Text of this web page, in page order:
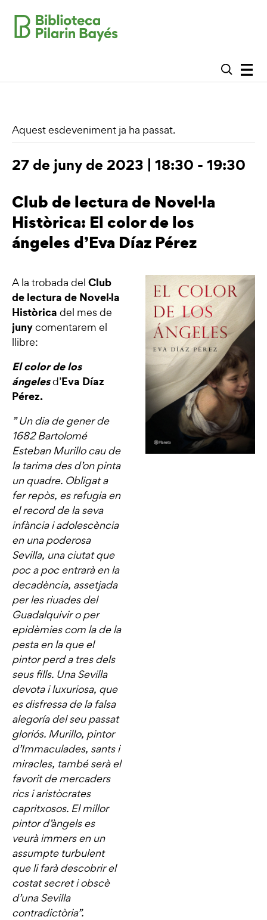
Aquest esdeveniment ja ha passat.
27 de juny de 2023 | 18:30 - 19:30
Club de lectura de Novel·la
Històrica: El color de los
ángeles d’Eva Díaz Pérez
A la trobada del Club
de lectura de Novel·la
Històrica del mes de
junycomentarem el
llibre:
El color de los
ángelesd’Eva Díaz
Pérez.
” Un dia de gener de
1682 Bartolomé
Esteban Murillo cau de
la tarima des d’on pinta
un quadre. Obligat a
fer repòs, es refugia en
el record de la seva
infància i adolescència
en una poderosa
Sevilla, una ciutat que
poc a poc entrarà en la
decadència, assetjada
per les riuades del
Guadalquivir o per
epidèmies com la de la
pesta en la que el
pintor perd a tres dels
seus fills. Una Sevilla
devota i luxuriosa, que
es disfressa de la falsa
alegoría del seu passat
gloriós. Murillo, pintor
d’Immaculades, sants i
miracles, també serà el
favorit de mercaders
rics i aristòcrates
capritxosos. El millor
pintor d’àngels es
veurà immers en un
assumpte turbulent
que li farà descobrir el
costat secret i obscè
d’una Sevilla
contradictòria”.